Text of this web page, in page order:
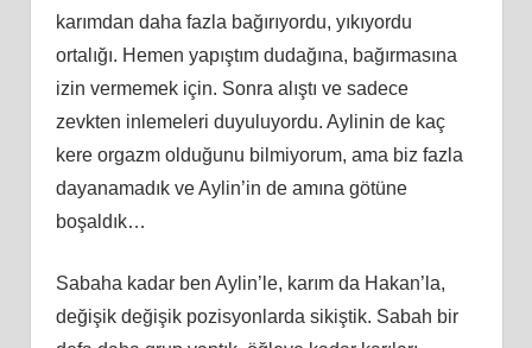
karımdan daha fazla bağırıyordu, yıkıyordu
ortalığı. Hemen yapıştım dudağına, bağırmasına
izin vermemekiçin. Sonra alıştı ve sadece
zevkten inlemeleri duyuluyordu. Aylinin de kaç
kere orgazm olduğunu bilmiyorum, ama biz fazla
dayanamadık ve Aylin’in de amına götüne
boşaldık…
Sabaha kadar ben Aylin’le, karım da Hakan’la,
değişik değişik pozisyonlarda sikiştik. Sabah bir